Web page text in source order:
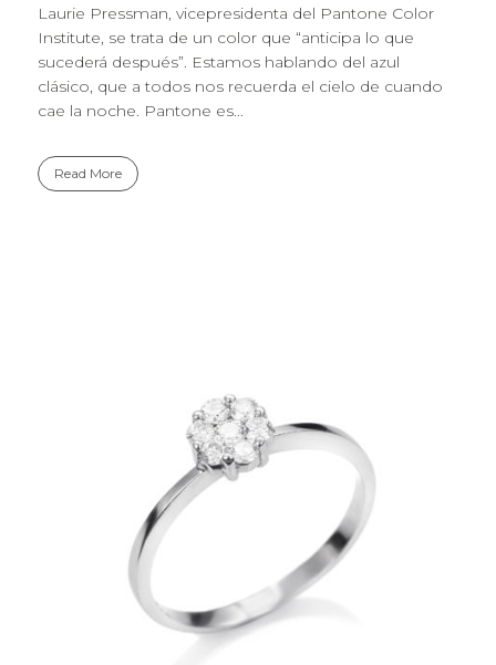
Laurie Pressman, vicepresidenta del Pantone Color
Institute, se trata de un color que “anticipa lo que
sucederá después”. Estamos hablando del azul
clásico, que a todos nos recuerda el cielo de cuando
cae la noche. Pantone es...
Read More